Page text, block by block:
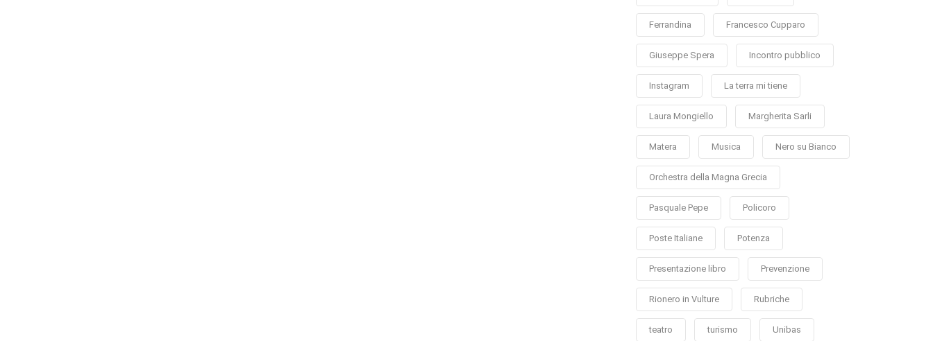
Ferrandina Francesco Cupparo
Giuseppe Spera Incontro pubblico
Instagram La terra mi tiene
Laura Mongiello Margherita Sarli
Matera Musica Nero su Bianco
Orchestra della Magna Grecia
Pasquale Pepe Policoro
Poste Italiane Potenza
Presentazione libro Prevenzione
Rionero in Vulture Rubriche
teatro turismo Unibas